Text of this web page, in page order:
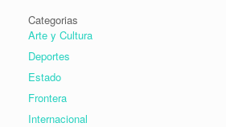
Categorias
Arte y Cultura
Deportes
Estado
Frontera
Internacional